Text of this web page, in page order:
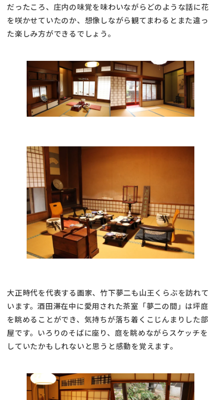
だったころ、庄内の味覚を味わいながらどのような話に花
を咲かせていたのか、想像しながら観てまわるとまた違っ
た楽しみ方ができるでしょう。
大正時代を代表する画家、竹下夢二も山王くらぶを訪れて
います。酒田滞在中に愛用された茶室「夢二の間」は坪庭
を眺めることができ、気持ちが落ち着くこじんまりした部
屋です。いろりのそばに座り、庭を眺めながらスケッチを
していたかもしれないと思うと感動を覚えます。